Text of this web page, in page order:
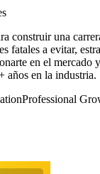
construir una
fatales a evitar,
en el mercado
años en la industria.
Professional